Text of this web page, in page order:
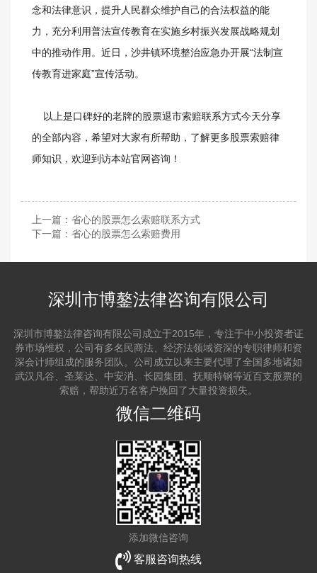
念和法律意识，提升人民群众维护自己的合法权益的能
力，充分利用普法宣传教育在实施乡村振兴发展战略规划
中的推动作用。近日，沙井镇环境整治应急办开展“法制宣
传教育进家庭”宣传活动。
以上是口碑好的老牌的股票退市索赔联系方式今天分享
的全部内容，希望对大家有所帮助，了解更多股票索赔律
师知识，欢迎到访本站官网咨询！
上一篇： 省心的股票怎么索赔联系方式
下一篇： 省心的股票怎么索赔费用
深圳市博鏊法律咨询有限公司
深圳市博鏊法律咨询有限公司成立于2015年，专注于中小投资者证
券市场维权，公司有多名民商法、经济法领域资深的专职律师和资
深会计师组成的服务团队。公司成立以来主要代理了全国多地诸如
武汉凡谷、圣莱达、中安消、长园集团、抚顺特钢等近百支股票的
索赔，帮助近万名客户挽回了大量投资损失。
微信二维码
添加微信咨询
客服咨询热线